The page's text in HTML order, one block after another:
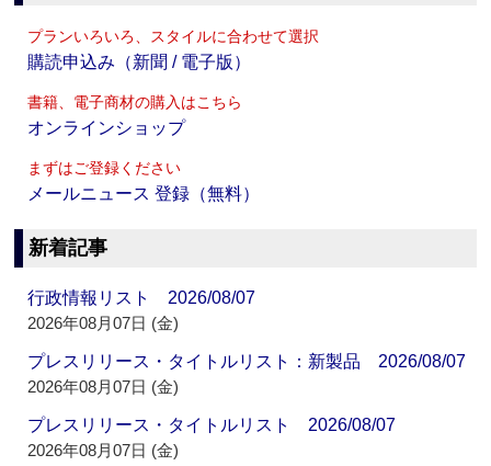
プランいろいろ、スタイルに合わせて選択
購読申込み（新聞 / 電子版）
書籍、電子商材の購入はこちら
オンラインショップ
まずはご登録ください
メールニュース 登録（無料）
新着記事
行政情報リスト 2026/08/07
2026年08月07日 (金)
プレスリリース・タイトルリスト：新製品 2026/08/07
2026年08月07日 (金)
プレスリリース・タイトルリスト 2026/08/07
2026年08月07日 (金)